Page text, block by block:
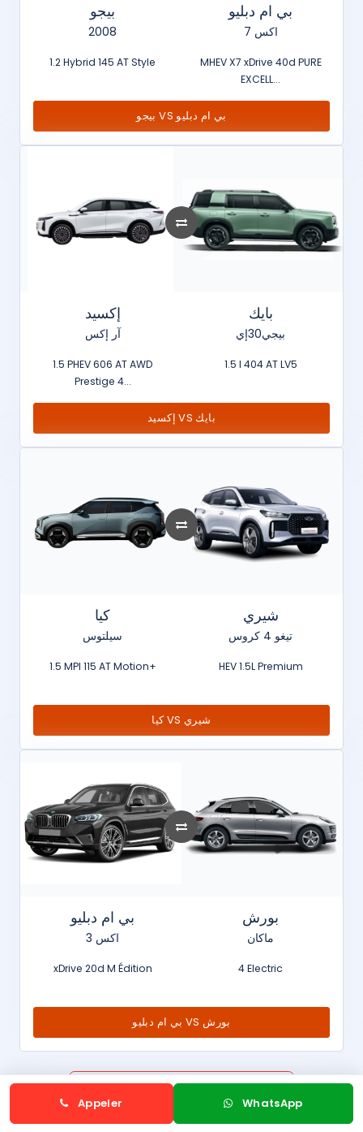
بيجو
2008
1.2 Hybrid 145 AT Style
بي ام دبليو
اكس 7
MHEV X7 xDrive 40d PURE
EXCELL...
بيجو VS بي ام دبليو
إكسيد
آر إكس
1.5 PHEV 606 AT AWD
Prestige 4...
بايك
بيجي30إي
1.5 l 404 AT LV5
إكسيد VS بايك
كيا
سيلتوس
1.5 MPI 115 AT Motion+
شيري
تيغو 4 كروس
HEV 1.5L Premium
كيا VS شيري
بي ام دبليو
اكس 3
xDrive 20d M Édition
بورش
ماكان
4 Electric
بي ام دبليو VS بورش
Toutes les comparaisons neuves
Appeler
WhatsApp